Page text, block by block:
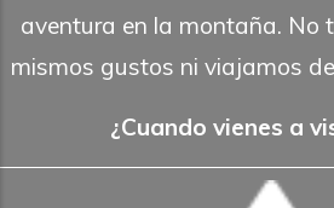
aventura en la montaña. No
mismos gustos ni viajamos
¿Cuando vienes a